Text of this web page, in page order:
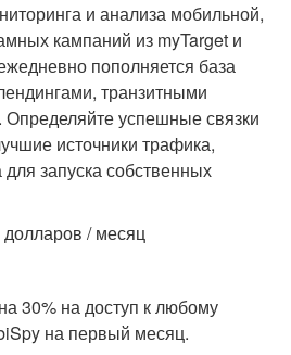
и анализа мобильной,
кампаний из myTarget и
пополняется база
транзитными
успешные связки
источники трафика,
запуска собственных
/ месяц
30% на доступ к любому
на первый месяц.